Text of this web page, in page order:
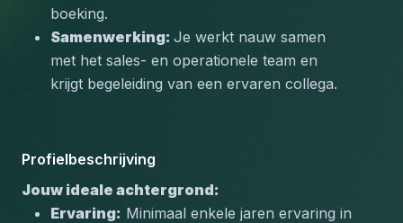
boeking.
Samenwerking: Je werkt nauw samen
met het sales- en operationele team en
krijgt begeleiding van een ervaren collega.
Profielbeschrijving
Jouw ideale achtergrond:
Ervaring: Minimaal enkele jaren ervaring in